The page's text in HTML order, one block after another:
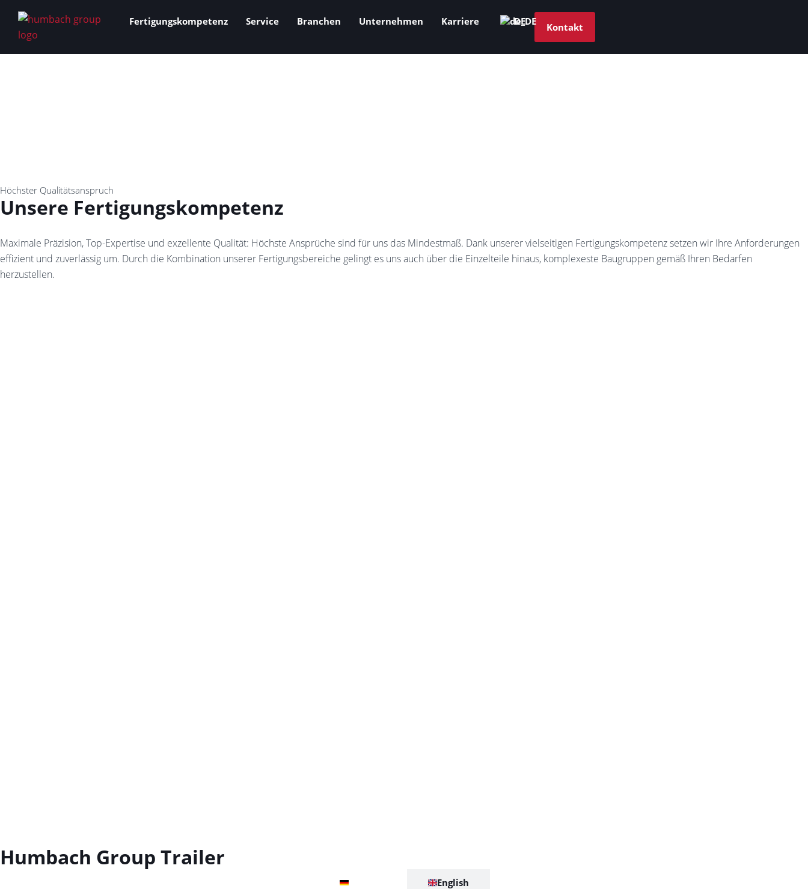
Inhalt
springen
Fertigungskompetenz Service Branchen Unternehmen Karriere DE Kontakt
Höchster Qualitätsanspruch
Unsere Fertigungskompetenz
Maximale Präzision, Top-Expertise und exzellente Qualität: Höchste Ansprüche sind für uns das Mindestmaß. Dank unserer vielseitigen Fertigungskompetenz setzen wir Ihre Anforderungen
effizient und zuverlässig um. Durch die Kombination unserer Fertigungsbereiche gelingt es uns auch über die Einzelteile hinaus, komplexeste Baugruppen gemäß Ihren Bedarfen
herzustellen.
Humbach Group Trailer
Deutsch English